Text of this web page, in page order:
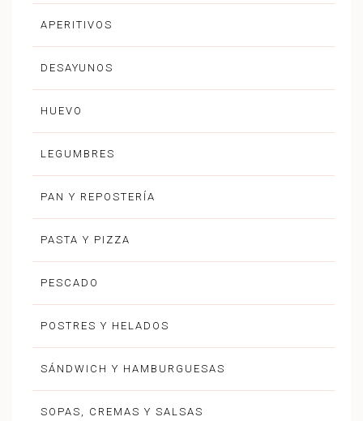
APERITIVOS
DESAYUNOS
HUEVO
LEGUMBRES
PAN Y REPOSTERÍA
PASTA Y PIZZA
PESCADO
POSTRES Y HELADOS
SÁNDWICH Y HAMBURGUESAS
SOPAS, CREMAS Y SALSAS